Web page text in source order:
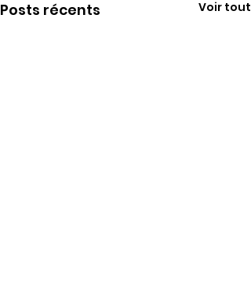
Posts récents Voir tout